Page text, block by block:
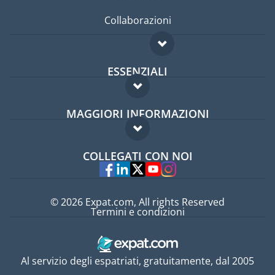
Collaborazioni
ESSENZIALI
Forum per expat
Guida per expat
MAGGIORI INFORMAZIONI
Domande frequenti
Esperti
COLLEGATI CON NOI
Al servizio degli espatriati, gratuitamente, dal 2005
© 2026 Expat.com, All rights Reserved
Termini e condizioni